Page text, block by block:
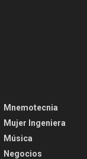
Mnemotecnia
Mujer Ingeniera
Música
Negocios